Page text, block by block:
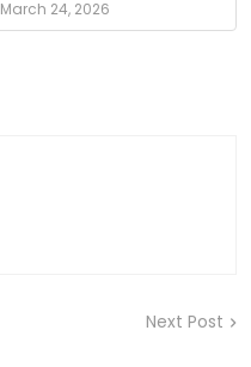
March 24, 2026
Next Post